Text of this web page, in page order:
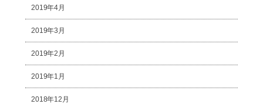
2019年4月
2019年3月
2019年2月
2019年1月
2018年12月